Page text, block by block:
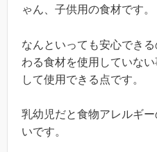
ゃん、子供用の食材です。
なんといっても安心でき
わる食材を使用していな
して使用できる点です。
乳幼児だと食物アレルギ
いです。